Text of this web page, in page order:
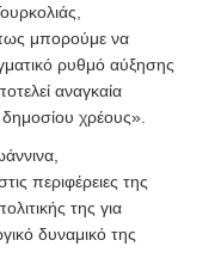
μπορούμε να
ρυθμό αύξησης
αναγκαία
χρέους».
περιφέρειες της
της για
δυναμικό της